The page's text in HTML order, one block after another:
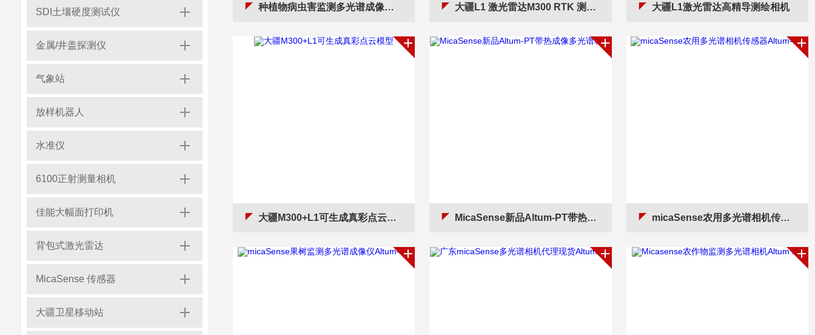
SDI土壤硬度测试仪
金属/井盖探测仪
气象站
放样机器人
水准仪
6100正射测量相机
佳能大幅面打印机
背包式激光雷达
MicaSense 传感器
大疆卫星移动站
种植物病虫害监测多光谱成像仪RedEdge-P 大疆L1 激光雷达M300 RTK 测绘专用相机 大疆L1激光雷达高精导测绘相机
大疆M300+L1可生成真彩点云模型 MicaSense新品Altum-PT带热成像多光谱相机 micaSense农用多光谱相机传感器Altum-PT